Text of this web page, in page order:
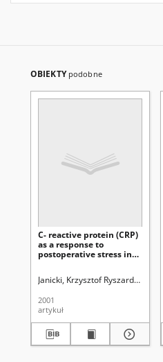
OBIEKTY podobne
C- reactive protein (CRP)
as a response to
postoperative stress in
the abdominal wall lift,
pneumoperitoneum
(CO2), and in open
cholecystectomy
Janicki, Krzysztof Ryszard ( -2016).
2001
artykuł